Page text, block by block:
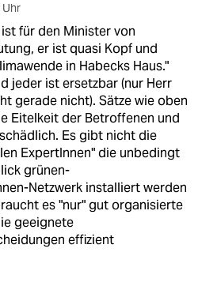
Uhr
für den Minister von
er ist quasi Kopf und
in Habecks Haus."
jeder ist ersetzbar (nur Herr
gerade nicht). Sätze wie oben
Eitelkeit der Betroffenen und
Es gibt nicht die
ExpertInnen" die unbedingt
grünen-
Netzwerk installiert werden
es "nur" gut organisierte
geeignete
effizient